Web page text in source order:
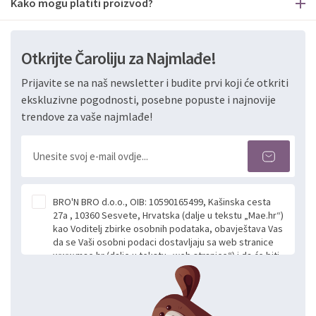
Kako mogu platiti proizvod?
Otkrijte Čaroliju za Najmlađe!
Prijavite se na naš newsletter i budite prvi koji će otkriti
ekskluzivne pogodnosti, posebne popuste i najnovije
trendove za vaše najmlađe!
BRO'N BRO d.o.o., OIB: 10590165499, Kašinska cesta
27a , 10360 Sesvete, Hrvatska (dalje u tekstu „Mae.hr“)
kao Voditelj zbirke osobnih podataka, obavještava Vas
da se Vaši osobni podaci dostavljaju sa web stranice
www.mae.hr (dalje u tekstu „web stranice“) i da će biti
obrađeni. Prihvaćanjem ove Izjave smatra se da
slobodno i izričito dajete privolu za prikupljanje i daljnju
obradu Vaših osobnih podataka koje ustupate Mae.hr
putem ovih web stranica u svrhu odgovora i daljnje